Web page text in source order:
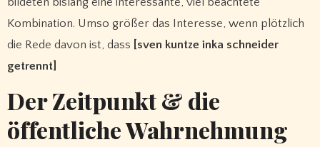
Kombination. Umso größer das Interesse, wenn plötzlich
die Rede davon ist, dass [sven kuntze inka schneider
getrennt]
Der Zeitpunkt & die
öffentliche Wahrnehmung